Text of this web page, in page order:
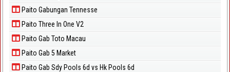
Paito Gabungan Tennesse
Paito Three In One V2
Paito Gab Toto Macau
Paito Gab 5 Market
Paito Gab Sdy Pools 6d vs Hk Pools 6d